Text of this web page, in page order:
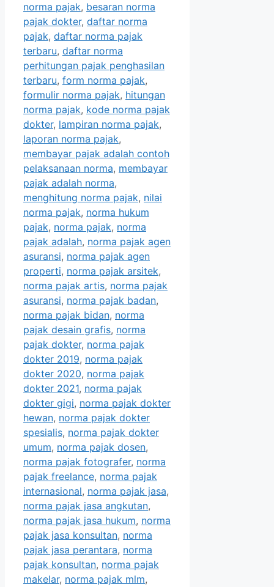
norma pajak, besaran norma
pajak dokter, daftar norma
pajak, daftar norma pajak
terbaru, daftar norma
perhitungan pajak penghasilan
terbaru, form norma pajak,
formulir norma pajak, hitungan
norma pajak, kode norma pajak
dokter, lampiran norma pajak,
laporan norma pajak,
membayar pajak adalah contoh
pelaksanaan norma, membayar
pajak adalah norma,
menghitung norma pajak, nilai
norma pajak, norma hukum
pajak, norma pajak, norma
pajak adalah, norma pajak agen
asuransi, norma pajak agen
properti, norma pajak arsitek,
norma pajak artis, norma pajak
asuransi, norma pajak badan,
norma pajak bidan, norma
pajak desain grafis, norma
pajak dokter, norma pajak
dokter 2019, norma pajak
dokter 2020, norma pajak
dokter 2021, norma pajak
dokter gigi, norma pajak dokter
hewan, norma pajak dokter
spesialis, norma pajak dokter
umum, norma pajak dosen,
norma pajak fotografer, norma
pajak freelance, norma pajak
internasional, norma pajak jasa,
norma pajak jasa angkutan,
norma pajak jasa hukum, norma
pajak jasa konsultan, norma
pajak jasa perantara, norma
pajak konsultan, norma pajak
makelar, norma pajak mlm,